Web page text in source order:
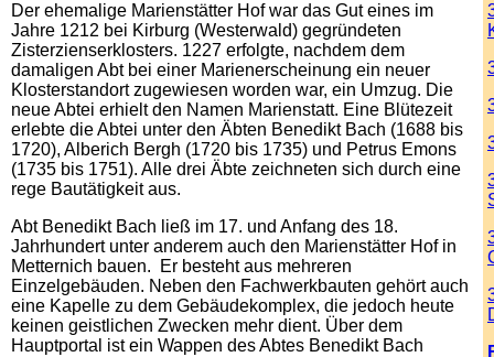
Der ehemalige Marienstätter Hof war das Gut eines im
Jahre 1212 bei Kirburg (Westerwald) gegründeten
Zisterzienserklosters. 1227 erfolgte, nachdem dem
damaligen Abt bei einer Marienerscheinung ein neuer
Klosterstandort zugewiesen worden war, ein Umzug. Die
neue Abtei erhielt den Namen Marienstatt. Eine Blütezeit
erlebte die Abtei unter den Äbten Benedikt Bach (1688 bis
1720), Alberich Bergh (1720 bis 1735) und Petrus Emons
(1735 bis 1751). Alle drei Äbte zeichneten sich durch eine
rege Bautätigkeit aus.
Abt Benedikt Bach ließ im 17. und Anfang des 18.
Jahrhundert unter anderem auch den Marienstätter Hof in
Metternich bauen. Er besteht aus mehreren
Einzelgebäuden. Neben den Fachwerkbauten gehört auch
eine Kapelle zu dem Gebäudekomplex, die jedoch heute
keinen geistlichen Zwecken mehr dient. Über dem
Hauptportal ist ein Wappen des Abtes Benedikt Bach